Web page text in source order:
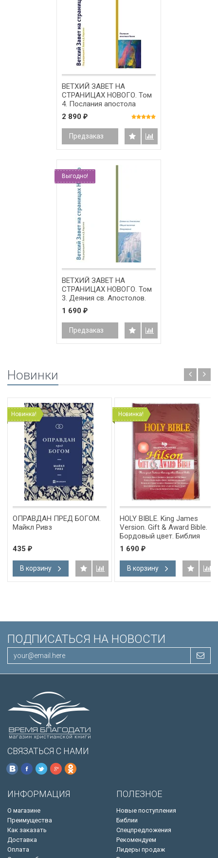
ВЕТХИЙ ЗАВЕТ НА
СТРАНИЦАХ НОВОГО. Том
4. Послания апостола
Павла. Под ред. Г. Била и
Д. Карсона
2 890 ₽
Предзаказ
Выгодно!
ВЕТХИЙ ЗАВЕТ НА
СТРАНИЦАХ НОВОГО. Том
3. Деяния св. Апостолов.
Общие послания.
Откровение. Под ред. Г.
Била и Д. Карсона
1 690 ₽
Предзаказ
Новинки
Новинка!
ОПРАВДАН ПРЕД БОГОМ.
Майкл Ривз
435 ₽
В корзину
Новинка!
HOLY BIBLE. King James
Version. Gift & Award Bible.
Бордовый цвет. Библия
Короля Иакова на
английском языке.
Словарь, карты, закладка,
подарочная вкладка, слова
Иисуса выделены красным
1 690 ₽
В корзину
ПОДПИСАТЬСЯ НА НОВОСТИ
СВЯЗАТЬСЯ С НАМИ
ИНФОРМАЦИЯ
О магазине
Преимущества
Как заказать
Доставка
Оплата
ПОЛЕЗНОЕ
Новые поступления
Библии
Спецпредложения
Рекомендуем
Лидеры продаж